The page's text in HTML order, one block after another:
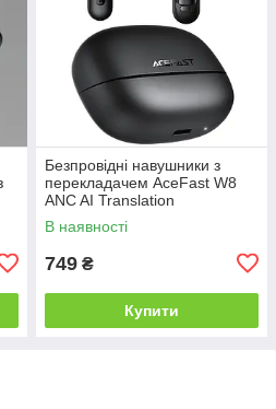
Безпровідні навушники з
перекладачем AceFast W8
ANC AI Translation
В наявності
749 ₴
Купити